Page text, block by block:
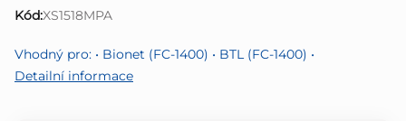
0,0
hvězdiček.
Kód:XS1518MPA
Vhodný pro: • Bionet (FC-1400) • BTL (FC-1400) •
Detailní informace